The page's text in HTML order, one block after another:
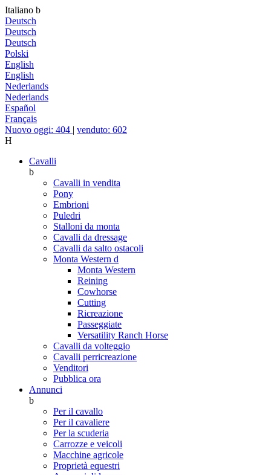
Italiano b
Deutsch
Deutsch
Deutsch
Polski
English
English
Nederlands
Nederlands
Español
Français
Nuovo oggi: 404 | venduto: 602
H
Cavalli
b
Cavalli in vendita
Pony
Embrioni
Puledri
Stalloni da monta
Cavalli da dressage
Cavalli da salto ostacoli
Monta Western d
Monta Western
Reining
Cowhorse
Cutting
Ricreazione
Passeggiate
Versatility Ranch Horse
Cavalli da volteggio
Cavalli perricreazione
Venditori
Pubblica ora
Annunci
b
Per il cavallo
Per il cavaliere
Per la scuderia
Carrozze e veicoli
Macchine agricole
Proprietà equestri